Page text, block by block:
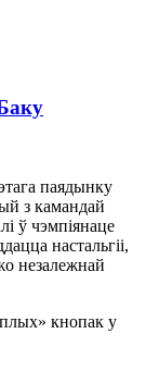
паядынку
з камандай
ў чэмпіянаце
настальгіі,
незалежнай